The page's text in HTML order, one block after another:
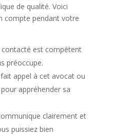
de qualité. Voici
compte pendant votre
contacté est compétent
préoccupe.
appel à cet avocat ou
appréhender sa
clairement et
puissiez bien